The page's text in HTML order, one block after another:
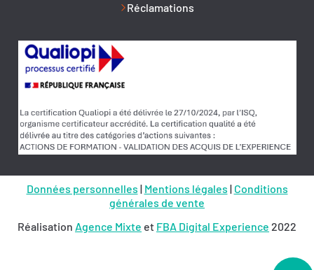
Réclamations
Données personnelles | Mentions légales | Conditions
générales de vente
Réalisation Agence Mixte et FBA Digital Experience 2022